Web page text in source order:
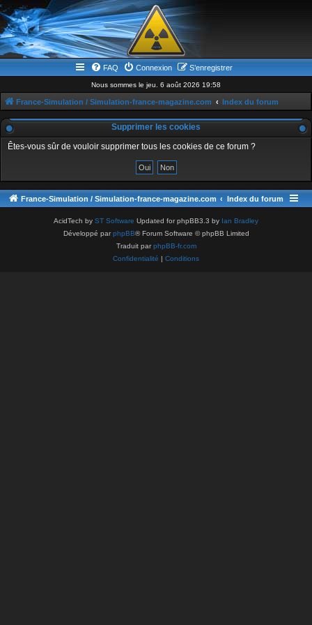
FAQ Connexion S’enregistrer
Nous sommes le jeu. 6 août 2026 19:58
France-Simulation / Simulation-france-magazine.com Index du forum
Supprimer les cookies
Êtes-vous sûr de vouloir supprimer tous les cookies de ce forum ?
France-Simulation / Simulation-france-magazine.com Index du forum
AcidTech by ST Software Updated for phpBB3.3 by Ian Bradley
Développé parphpBB® Forum Software © phpBB Limited
Traduit parphpBB-fr.com
Confidentialité | Conditions